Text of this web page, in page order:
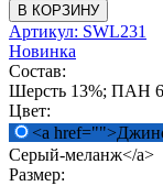
В КОРЗИНУ
Артикул: SWL231
Новинка
Состав:
Шерсть 13%; ПАН
Цвет:
<a
Серый-меланж</a>
Размер: